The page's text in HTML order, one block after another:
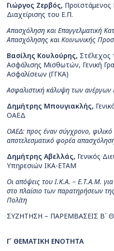
Γιώργος Ζερβός, Προϊστάμενος
Διαχείρισης του Ε.Π.
Απασχόληση και Επαγγελματική
Απασχόλησης και Κοινωνικής
Βασίλης Κουλούρης, Στέλεχος
Ασφάλισης Μισθωτών, Γενική
Ασφαλίσεων (ΓΓΚΑ)
Ασφαλιστική κάλυψη των
Δημήτρης Μπουγιακλής,
ΟΑΕΔ
ΟΑΕΔ: προς έναν σύγχρονο, φιλικό
αποτελεσματικό φορέα
Δημήτρης Αβελλάς, Γενικός
Υπηρεσιών ΙΚΑ-ΕΤΑΜ
Οι απόψεις του Ι.Κ.Α. – Ε.Τ.Α.Μ.
στο πλαίσιο των παρατηρήσεων
Πολίτη
ΣΥΖΗΤΗΣΗ – ΠΑΡΕΜΒΑΣΕΙΣ Β΄
Γ΄ ΘΕΜΑΤΙΚΗ ΕΝΟΤΗΤΑ